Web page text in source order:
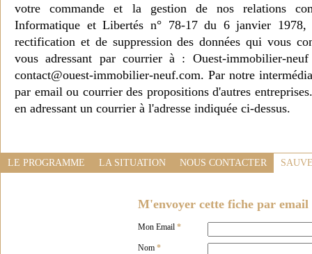
votre commande et la gestion de nos relations
Informatique et Libertés n° 78-17 du 6 janvier 1978,
rectification et de suppression des données qui vous
vous adressant par courrier à : Ouest-immobilier-
contact@ouest-immobilier-neuf.com. Par notre
par email ou courrier des propositions d'autres
en adressant un courrier à l'adresse indiquée ci-dessus.
LE PROGRAMME LA SITUATION NOUS CONTACTER
M'envoyer cette fiche par email
Mon Email *
Nom *